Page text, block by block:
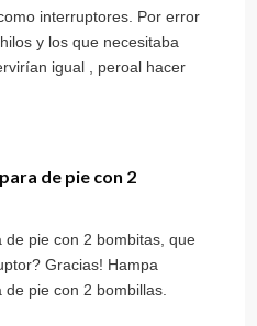
interruptores. Por error
y los que necesitaba
igual , peroal hacer
de pie con 2
pie con 2 bombitas, que
Gracias! Hampa
pie con 2 bombillas.